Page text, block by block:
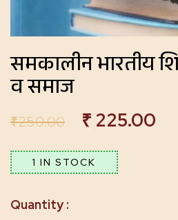
समकालीन भारतीय
व समाज
₹250.00 ₹ 225.00
1 IN STOCK